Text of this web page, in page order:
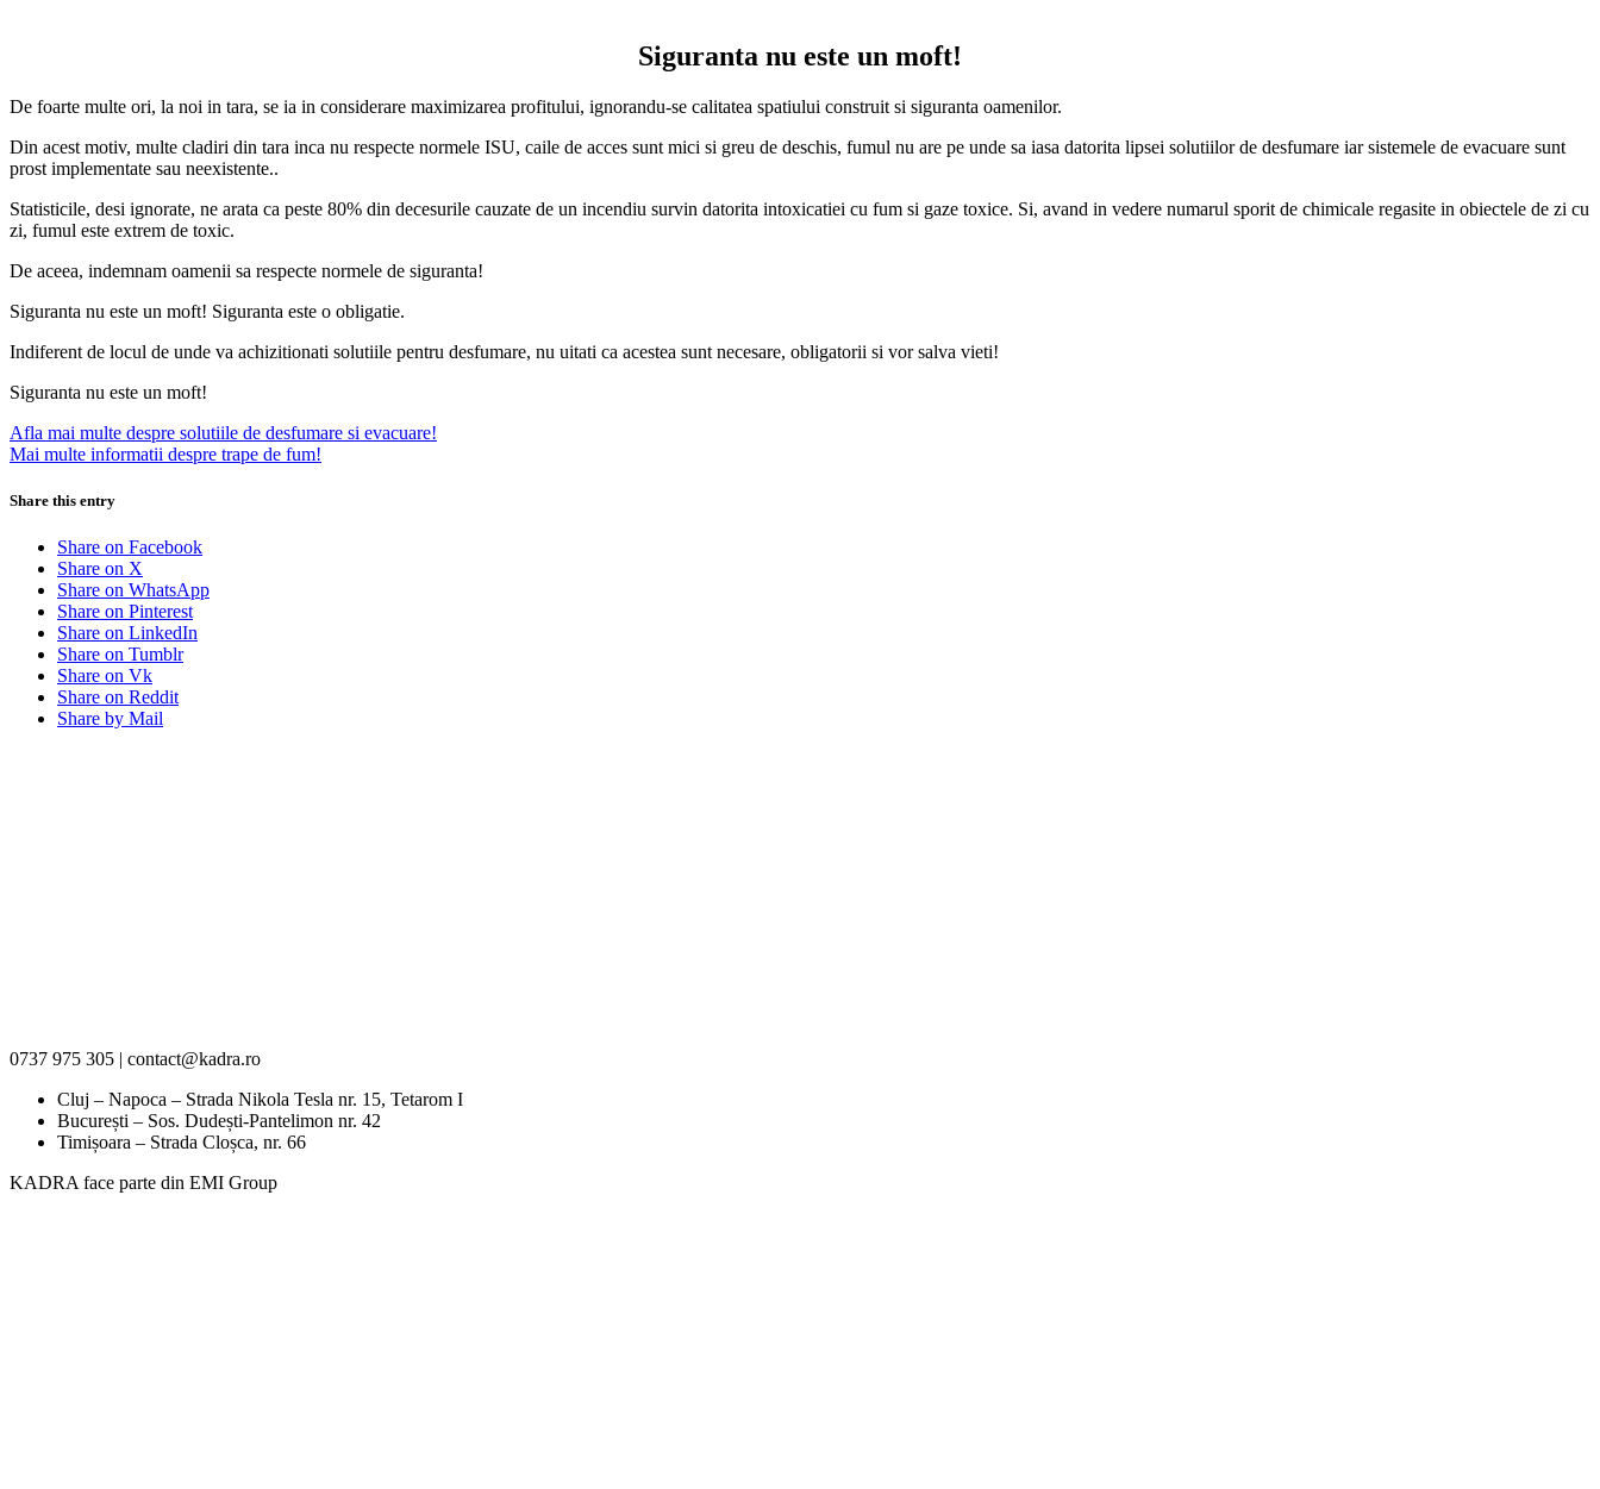
Siguranta nu este un moft!
De foarte multe ori, la noi in tara, se ia in considerare maximizarea profitului, ignorandu-se calitatea spatiului construit si siguranta oamenilor.
Din acest motiv, multe cladiri din tara inca nu respecte normele ISU, caile de acces sunt mici si greu de deschis, fumul nu are pe unde sa iasa datorita lipsei solutiilor de desfumare iar sistemele de evacuare sunt
prost implementate sau neexistente..
Statisticile, desi ignorate, ne arata ca peste 80% din decesurile cauzate de un incendiu survin datorita intoxicatiei cu fum si gaze toxice. Si, avand in vedere numarul sporit de chimicale regasite in obiectele de zi cu
zi, fumul este extrem de toxic.
De aceea, indemnam oamenii sa respecte normele de siguranta!
Siguranta nu este un moft! Siguranta este o obligatie.
Indiferent de locul de unde va achizitionati solutiile pentru desfumare, nu uitati ca acestea sunt necesare, obligatorii si vor salva vieti!
Siguranta nu este un moft!
Afla mai multe despre solutiile de desfumare si evacuare!
Mai multe informatii despre trape de fum!
Share this entry
Share on Facebook
Share on X
Share on WhatsApp
Share on Pinterest
Share on LinkedIn
Share on Tumblr
Share on Vk
Share on Reddit
Share by Mail
0737 975 305 | contact@kadra.ro
Cluj – Napoca – Strada Nikola Tesla nr. 15, Tetarom I
București – Sos. Dudești-Pantelimon nr. 42
Timișoara – Strada Cloșca, nr. 66
KADRA face parte din EMI Group